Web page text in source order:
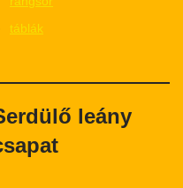
táblák
leány